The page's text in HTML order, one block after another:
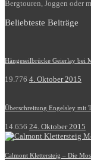
Bergtouren, Joggen oder
Beliebteste Beiträge
Hängeseilbrücke Geierlay bei
19.776 4. Oktober 2015
Überschreitung Engelsley mit
14.656 24. Oktober 2015
Calmont Klettersteig – Die